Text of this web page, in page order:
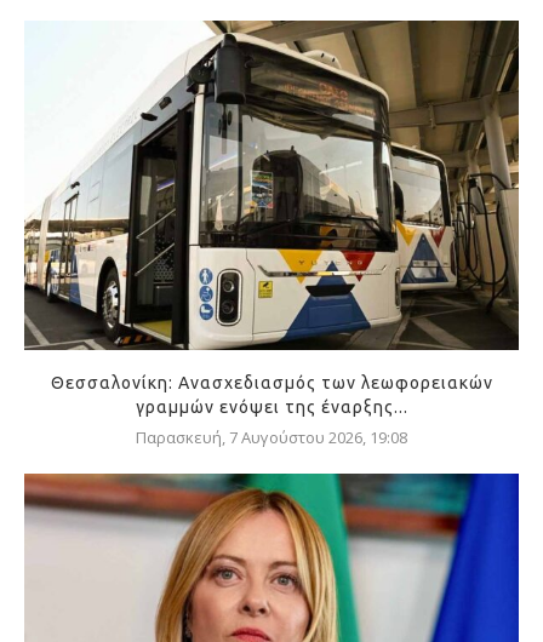
Θεσσαλονίκη: Ανασχεδιασμός των λεωφορειακών
γραμμών ενόψει της έναρξης...
Παρασκευή, 7 Αυγούστου 2026, 19:08